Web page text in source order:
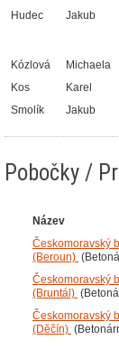
Hudec Jakub
Kózlová Michaela
Kos
Karel
Smolík
Jakub
Pobočky /
Název
Českomoravský
(Beroun)
Českomoravský
(Bruntál)
Českomoravský
(Děčín)